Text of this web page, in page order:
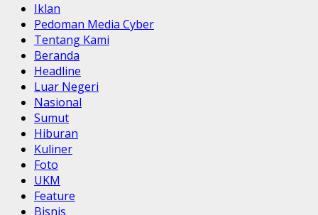
Iklan
Pedoman Media Cyber
Tentang Kami
Beranda
Headline
Luar Negeri
Nasional
Sumut
Hiburan
Kuliner
Foto
UKM
Feature
Bisnis